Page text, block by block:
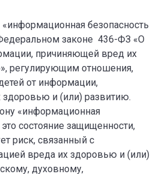
безопасность
законе 436-ФЗ «О
причиняющей вред их
регулирующим отношения,
от информации,
и (или) развитию.
«информационная
состояние защищенности,
риск, связанный с
вреда их здоровью и (или)
духовному,